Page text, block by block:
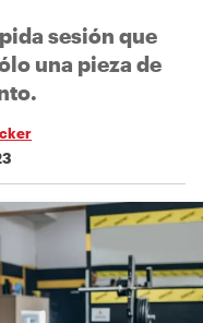
sesión que
una pieza de